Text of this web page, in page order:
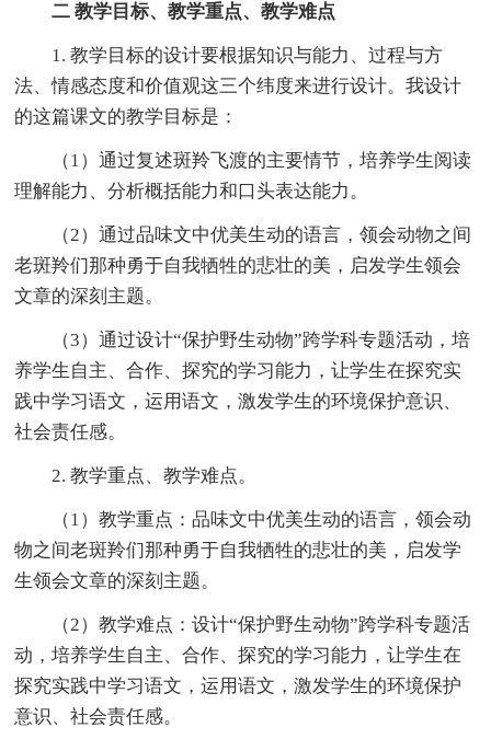
二 教学目标、教学重点、教学难点
1. 教学目标的设计要根据知识与能力、过程与方
法、情感态度和价值观这三个纬度来进行设计。我设计
的这篇课文的教学目标是：
（1）通过复述斑羚飞渡的主要情节，培养学生阅读
理解能力、分析概括能力和口头表达能力。
（2）通过品味文中优美生动的语言，领会动物之间
老斑羚们那种勇于自我牺牲的悲壮的美，启发学生领会
文章的深刻主题。
（3）通过设计“保护野生动物”跨学科专题活动，培
养学生自主、合作、探究的学习能力，让学生在探究实
践中学习语文，运用语文，激发学生的环境保护意识、
社会责任感。
2. 教学重点、教学难点。
（1）教学重点：品味文中优美生动的语言，领会动
物之间老斑羚们那种勇于自我牺牲的悲壮的美，启发学
生领会文章的深刻主题。
（2）教学难点：设计“保护野生动物”跨学科专题活
动，培养学生自主、合作、探究的学习能力，让学生在
探究实践中学习语文，运用语文，激发学生的环境保护
意识、社会责任感。